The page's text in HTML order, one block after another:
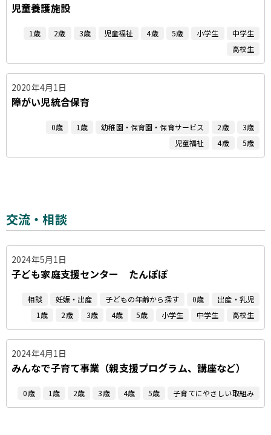
児童養護施設
1歳 2歳 3歳 児童福祉 4歳 5歳 小学生
中学生
高校生
2020年4月1日
障がい児統合保育
0歳 1歳 幼稚園・保育園・保育サービス 2歳
3歳
児童福祉
4歳 5歳
交流・相談
2024年5月1日
子ども家庭支援センター たんぽぽ
相談 妊娠・出産 子どもの年齢から探す 0歳
出産・乳児
1歳
2歳 3歳 4歳 5歳 小学生 中学生 高校生
2024年4月1日
みんなで子育て事業（親支援プログラム、講座など）
0歳 1歳 2歳 3歳 4歳 5歳 子育てにやさしい取組み